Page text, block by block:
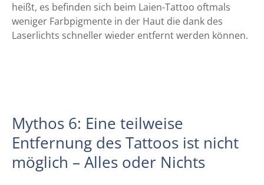
heißt, es befinden sich beim Laien-Tattoo oftmals
weniger Farbpigmente in der Haut die dank des
Laserlichts schneller wieder entfernt werden können.
Mythos 6: Eine teilweise
Entfernung des Tattoos ist nicht
möglich – Alles oder Nichts